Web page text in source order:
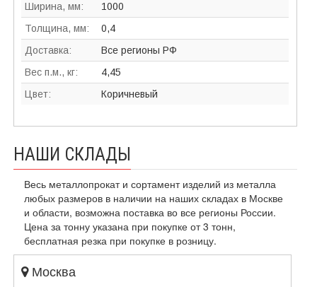
Ширина, мм:
1000
Толщина, мм:
0,4
Доставка:
Все регионы РФ
Вес п.м., кг:
4,45
Цвет:
Коричневый
НАШИ СКЛАДЫ
Весь металлопрокат и сортамент изделий из металла
любых размеров в наличии на наших складах в Москве
и области, возможна поставка во все регионы России.
Цена за тонну указана при покупке от 3 тонн,
бесплатная резка при покупке в розницу.
Москва